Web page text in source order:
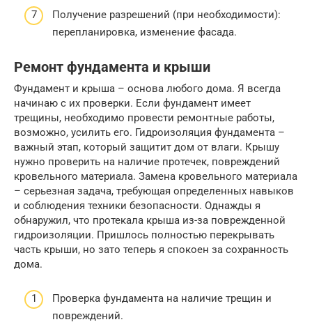
Получение разрешений (при необходимости):
перепланировка, изменение фасада.
Ремонт фундамента и крыши
Фундамент и крыша – основа любого дома. Я всегда
начинаю с их проверки. Если фундамент имеет
трещины, необходимо провести ремонтные работы,
возможно, усилить его. Гидроизоляция фундамента –
важный этап, который защитит дом от влаги. Крышу
нужно проверить на наличие протечек, повреждений
кровельного материала. Замена кровельного материала
– серьезная задача, требующая определенных навыков
и соблюдения техники безопасности. Однажды я
обнаружил, что протекала крыша из-за поврежденной
гидроизоляции. Пришлось полностью перекрывать
часть крыши, но зато теперь я спокоен за сохранность
дома.
Проверка фундамента на наличие трещин и
повреждений.